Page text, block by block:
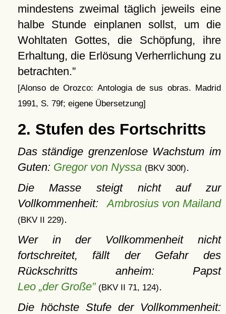
mindestens zweimal täglich jeweils eine
halbe Stunde einplanen sollst, um die
Wohltaten Gottes, die Schöpfung, ihre
Erhaltung, die Erlösung Verherrlichung zu
betrachten.
[Alonso de Orozco: Antologia de sus obras. Madrid
1991, S. 79f; eigene Übersetzung]
2. Stufen des Fortschritts
Das ständige grenzenlose Wachstum im
Guten: Gregor von Nyssa (BKV 300f).
Die Masse steigt nicht auf zur
Vollkommenheit:Ambrosius von Mailand
(BKV II 229).
Wer in der Vollkommenheit nicht
fortschreitet, fällt der Gefahr des
Rückschritts anheim: Papst
Leo „der Große” (BKV II 71, 124).
Die höchste Stufe der Vollkommenheit: